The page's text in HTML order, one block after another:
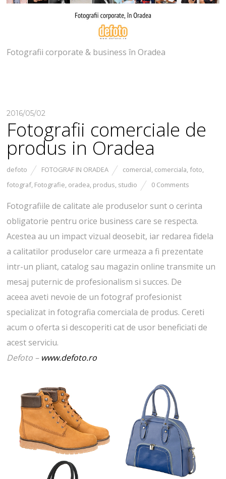
Fotografii corporate & business în Oradea
2016/05/02
Fotografii comerciale de
produs in Oradea
defoto FOTOGRAF IN ORADEA comercial, comerciala, foto,
fotograf, Fotografie, oradea, produs, studio 0 Comments
Fotografiile de calitate ale produselor sunt o cerinta
obligatorie pentru orice business care se respecta.
Acestea au un impact vizual deosebit, iar redarea fidela
a calitatilor produselor care urmeaza a fi prezentate
intr-un pliant, catalog sau magazin online transmite un
mesaj puternic de profesionalism si succes. De
aceea aveti nevoie de un fotograf profesionist
specializat in fotografia comerciala de produs. Cereti
acum o oferta si descoperiti cat de usor beneficiati de
acest serviciu.
Defoto – www.defoto.ro